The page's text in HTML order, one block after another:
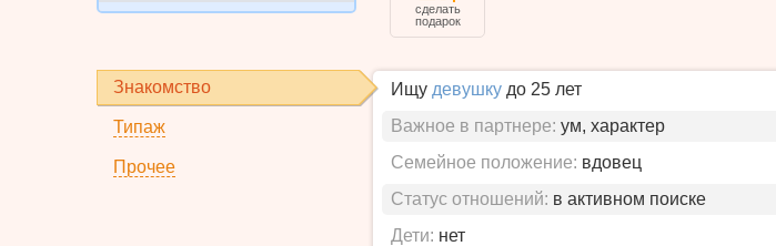
сделать
подарок
Знакомство
Типаж
Прочее
Ищу девушку до 25 лет
Важное в партнере: ум, характер
Семейное положение: вдовец
Статус отношений: в активном поиске
Дети: нет